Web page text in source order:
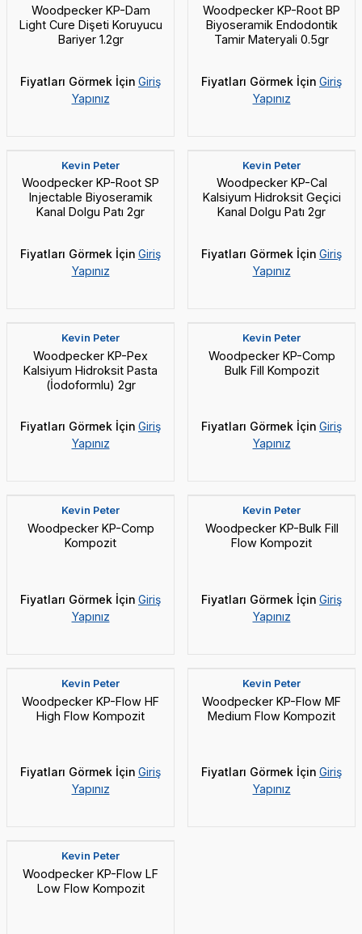
Woodpecker KP-Dam
Light Cure Dişeti Koruyucu
Bariyer 1.2gr
Fiyatları Görmek İçin Giriş
Yapınız
Woodpecker KP-Root BP
Biyoseramik Endodontik
Tamir Materyali 0.5gr
Fiyatları Görmek İçin Giriş
Yapınız
Kevin Peter
Woodpecker KP-Root SP
Injectable Biyoseramik
Kanal Dolgu Patı 2gr
Fiyatları Görmek İçin Giriş
Yapınız
Kevin Peter
Woodpecker KP-Cal
Kalsiyum Hidroksit Geçici
Kanal Dolgu Patı 2gr
Fiyatları Görmek İçin Giriş
Yapınız
Kevin Peter
⁠Woodpecker KP-Pex
Kalsiyum Hidroksit Pasta
(İodoformlu) 2gr
Fiyatları Görmek İçin Giriş
Yapınız
Kevin Peter
Woodpecker KP-Comp
Bulk Fill Kompozit
Fiyatları Görmek İçin Giriş
Yapınız
Kevin Peter
Woodpecker KP-Comp
Kompozit
Fiyatları Görmek İçin Giriş
Yapınız
Kevin Peter
Woodpecker KP-Bulk Fill
Flow Kompozit
Fiyatları Görmek İçin Giriş
Yapınız
Kevin Peter
Woodpecker KP-Flow HF
High Flow Kompozit
Fiyatları Görmek İçin Giriş
Yapınız
Kevin Peter
Woodpecker KP-Flow MF
Medium Flow Kompozit
Fiyatları Görmek İçin Giriş
Yapınız
Kevin Peter
Woodpecker KP-Flow LF
Low Flow Kompozit